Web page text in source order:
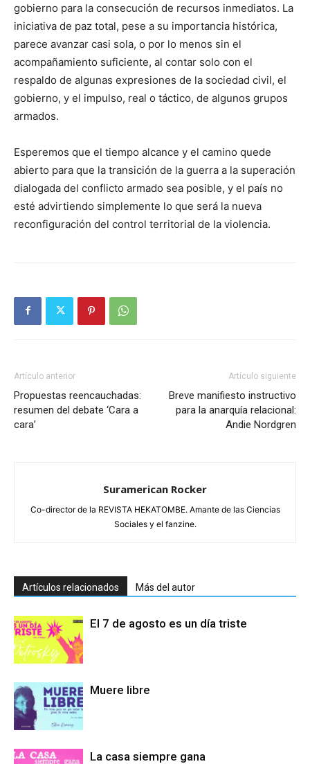
gobierno para la consecución de recursos inmediatos. La
iniciativa de paz total, pese a su importancia histórica,
parece avanzar casi sola, o por lo menos sin el
acompañamiento suficiente, al contar solo con el
respaldo de algunas expresiones de la sociedad civil, el
gobierno, y el impulso, real o táctico, de algunos grupos
armados.
Esperemos que el tiempo alcance y el camino quede
abierto para que la transición de la guerra a la superación
dialogada del conflicto armado sea posible, y el país no
esté advirtiendo simplemente lo que será la nueva
reconfiguración del control territorial de la violencia.
Artículo anterior
Propuestas reencauchadas:
resumen del debate ‘Cara a
cara’
Artículo siguiente
Breve manifiesto instructivo
para la anarquía relacional:
Andie Nordgren
Suramerican Rocker
Co-director de la REVISTA HEKATOMBE. Amante de las Ciencias
Sociales y el fanzine.
Artículos relacionados Más del autor
El 7 de agosto es un día triste
Muere libre
La casa siempre gana